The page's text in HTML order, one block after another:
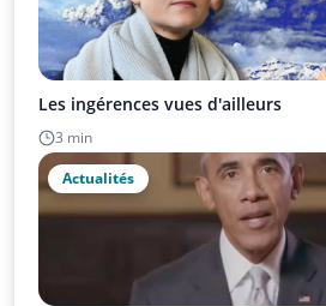
Les ingérences vues d'ailleurs
3 min
Actualités